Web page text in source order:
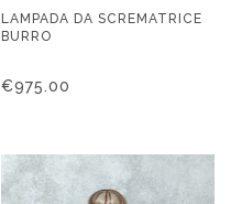
LAMPADA DA SCREMATRICE
BURRO
€975.00